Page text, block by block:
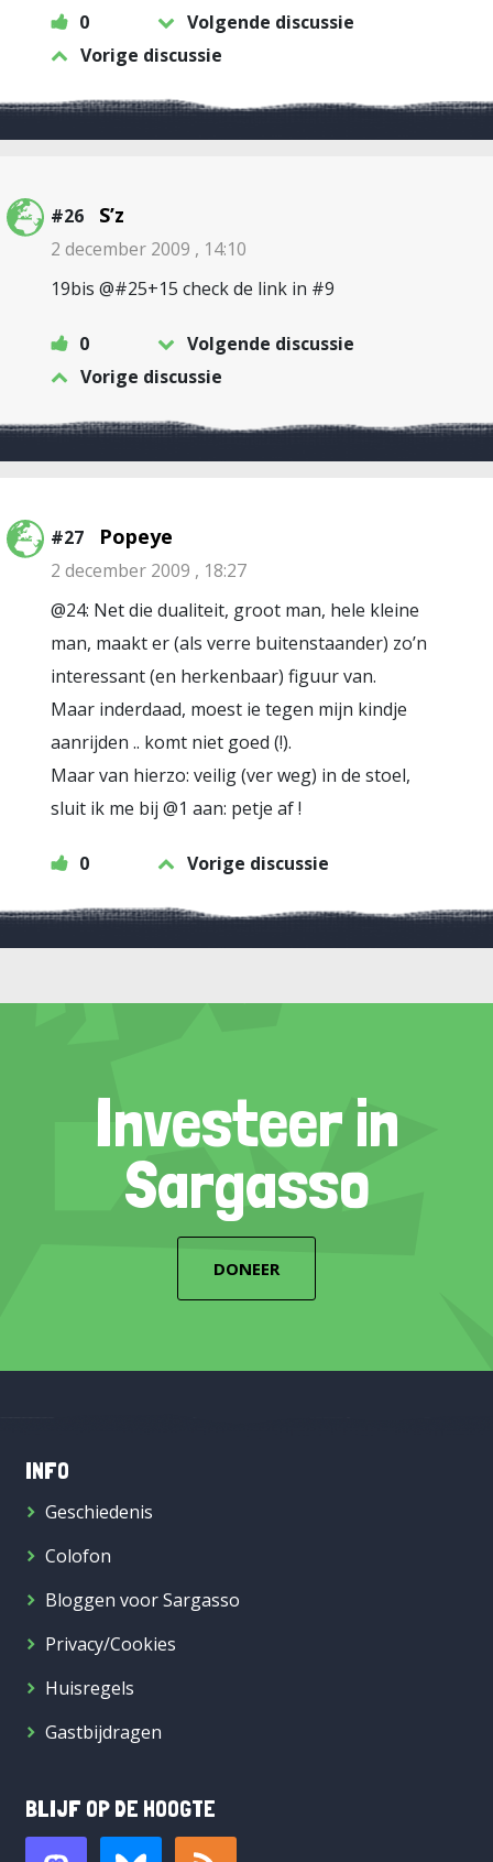
0
Volgende discussie
Vorige discussie
#26 S’z
2 december 2009 , 14:10
19bis @#25+15 check de link in #9
0
Volgende discussie
Vorige discussie
#27 Popeye
2 december 2009 , 18:27
@24: Net die dualiteit, groot man, hele kleine
man, maakt er (als verre buitenstaander) zo’n
interessant (en herkenbaar) figuur van.
Maar inderdaad, moest ie tegen mijn kindje
aanrijden .. komt niet goed (!).
Maar van hierzo: veilig (ver weg) in de stoel,
sluit ik me bij @1 aan: petje af !
0 Vorige discussie
Investeer in
Sargasso
DONEER
INFO
Geschiedenis
Colofon
Bloggen voor Sargasso
Privacy/Cookies
Huisregels
Gastbijdragen
BLIJF OP DE HOOGTE